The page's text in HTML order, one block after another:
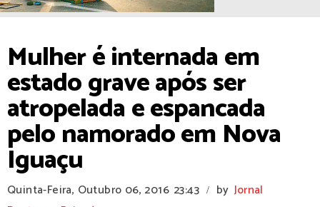
Mulher é internada em
estado grave após ser
atropelada e espancada
pelo namorado em Nova
Iguaçu
Quinta-Feira, Outubro 06, 2016 23:43 / by Jornal